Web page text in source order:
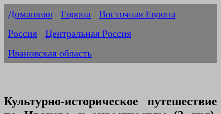
Домашняя Европа
Восточная Европа
Россия
Центральная Россия
Ивановская область
Культурно-историческое путешествие